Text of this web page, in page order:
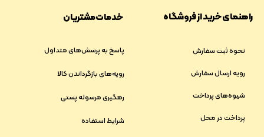
راهنمای خرید از فروشگاه
نحوه ثبت سفارش
رویه ارسال سفارش
شیوه‌های پرداخت
پرداخت در محل
خدمات مشتریان
پاسخ به پرسش‌های متداول
رویه‌های بازگرداندن کالا
رهگیری مرسوله پستی
شرایط استفاده